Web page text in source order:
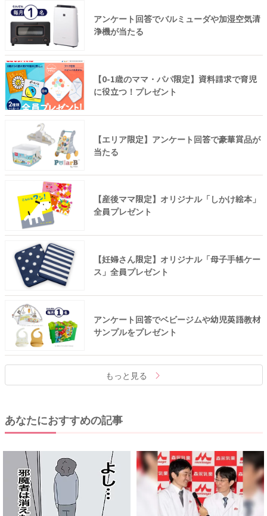
アンケート回答でバルミューダや加湿空気清
浄機が当たる
【0-1歳のママ・パパ限定】資料請求で育児
に役立つ！プレゼント
【エリア限定】アンケート回答で豪華賞品が
当たる
【産後ママ限定】オリジナル「しかけ絵本」
全員プレゼント
【妊婦さん限定】オリジナル「母子手帳ケー
ス」全員プレゼント
アンケート回答でベビージムや幼児英語教材
サンプルをプレゼント
もっと見る
あなたにおすすめの記事